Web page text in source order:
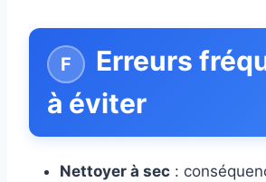
Erreurs
à éviter
Nettoyer à sec :